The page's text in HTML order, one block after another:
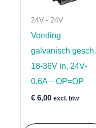
24V - 24V
Voeding
galvanisch gesch.
18-36V in, 24V-
0,6A – OP=OP
€6,00 excl. btw